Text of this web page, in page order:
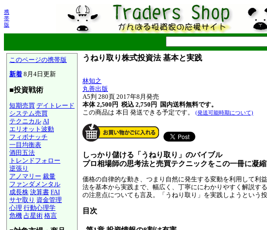
携
帯
版
このページの携帯版
新着 8月4日更新
■投資戦術
短期売買 デイトレード
システム売買
テクニカル AI
エリオット波動
フィボナッチ
一目均衡表
酒田五法
トレンドフォロー
逆張り
アノマリー 裁量
ファンダメンタル
成長株 決算書 FAI
サヤ取り 資金管理
心理 行動心理学
危機 占星術 格言
うねり取り株式投資法 基本と実践
林知之
丸善出版
A5判 280頁 2017年8月発売
本体 2,500円 税込 2,750円
国内送料無料です。
この商品は 本日 発送できる予定です。
(発送可能時期について)
しっかり儲ける「うねり取り」のバイブル
プロ相場師の思考法と売買テクニックをこの一冊に凝縮
価格の自律的な動き、つまり自然に発生する変動を利用して利
法を基本から実践まで、幅広く、丁寧ににわかりやすく解説す
の注意点についても言及。「うねり取り」を実践しようという
目次